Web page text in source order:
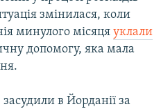
змінилася, коли
минулого місяця уклали
допомогу, яка мала
в Йорданії за